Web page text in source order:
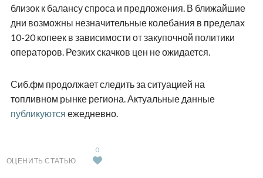
близок к балансу спроса и предложения. В ближайшие
дни возможны незначительные колебания в пределах
10-20 копеек в зависимости от закупочной политики
операторов. Резких скачков цен не ожидается.
Сиб.фм продолжает следить за ситуацией на
топливном рынке региона. Актуальные данные
публикуются ежедневно.
ОЦЕНИТЬ СТАТЬЮ
0